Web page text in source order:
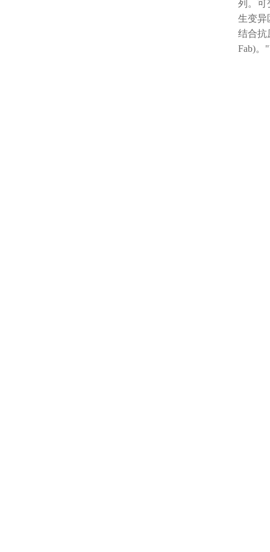
列。可
生变异
结合抗
Fab)。